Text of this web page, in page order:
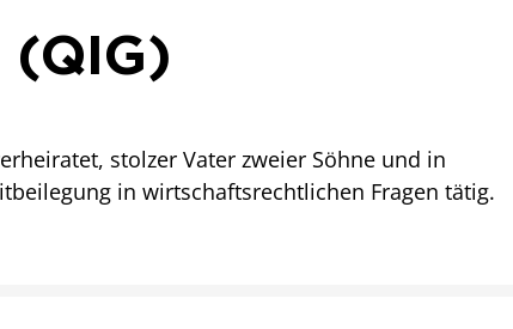
(QIG)
stolzer Vater zweier Söhne und in
in wirtschaftsrechtlichen Fragen tätig.